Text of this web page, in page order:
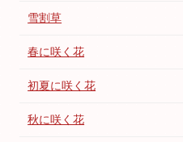
雪割草
春に咲く花
初夏に咲く花
秋に咲く花